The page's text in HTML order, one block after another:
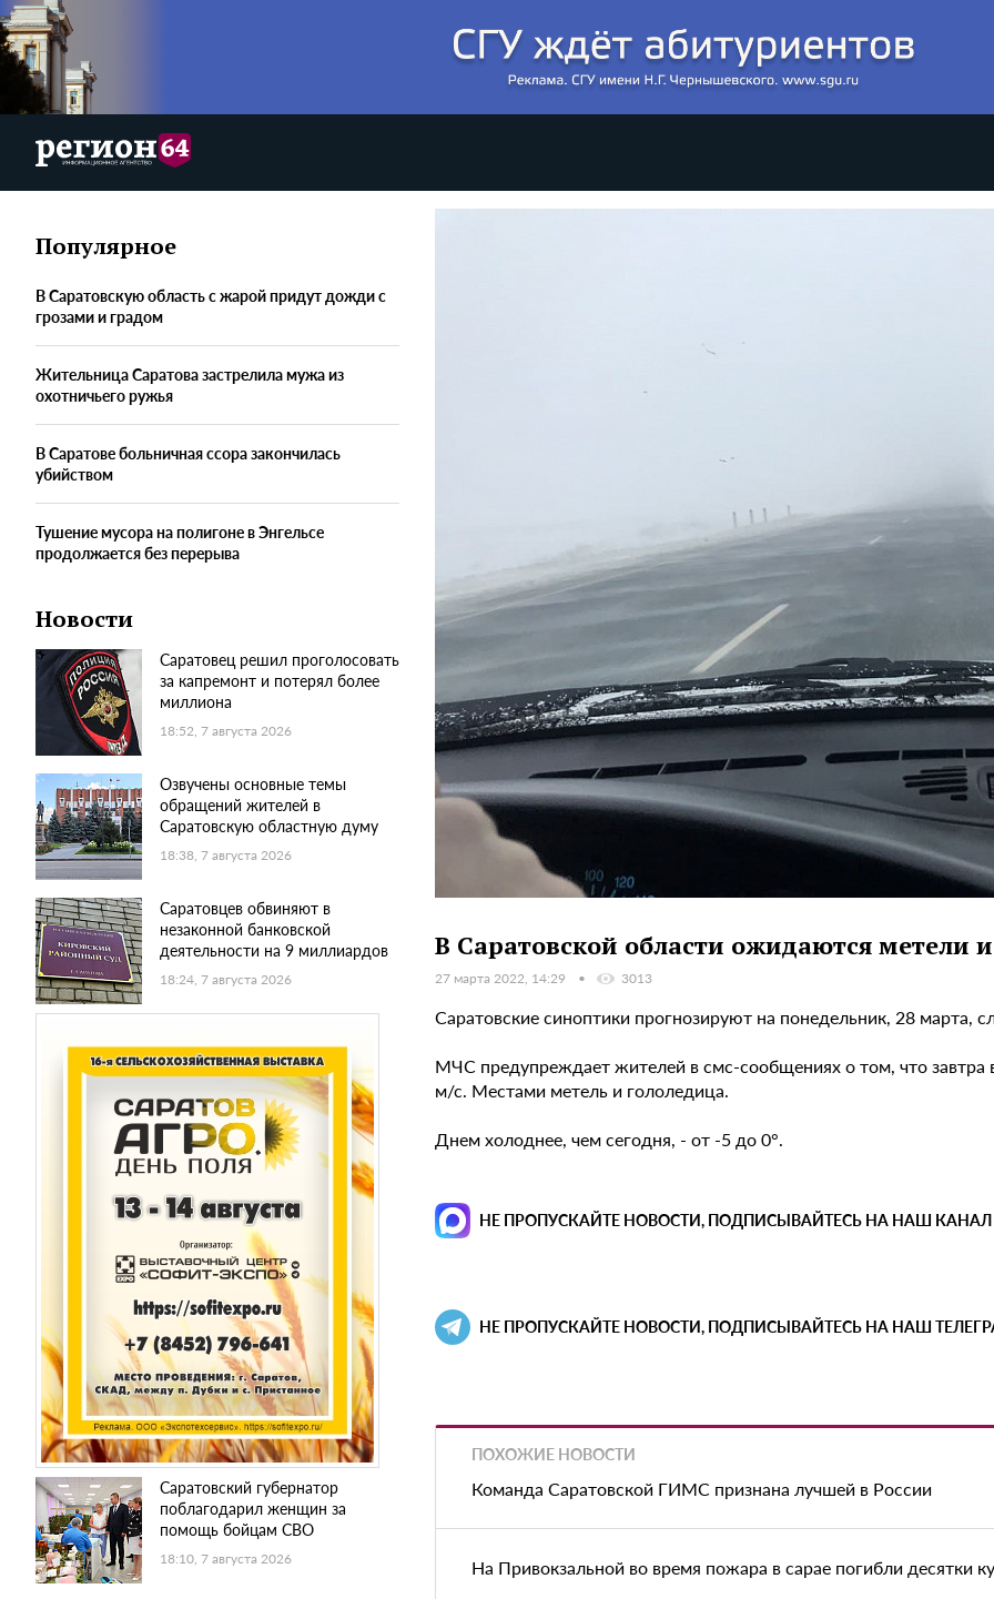
Популярное
В Саратовскую область с жарой придут дожди с
грозами и градом
Жительница Саратова застрелила мужа из
охотничьего ружья
В Саратове больничная ссора закончилась
убийством
Тушение мусора на полигоне в Энгельсе
продолжается без перерыва
Новости
Саратовец решил проголосовать
за капремонт и потерял более
миллиона
18:52, 7 августа 2026
Озвучены основные темы
обращений жителей в
Саратовскую областную думу
18:38, 7 августа 2026
Саратовцев обвиняют в
незаконной банковской
деятельности на 9 миллиардов
18:24, 7 августа 2026
Саратовский губернатор
поблагодарил женщин за
помощь бойцам СВО
18:10, 7 августа 2026
В Саратовской области ожидаются метели
27 марта 2022, 14:29 3013
Саратовские синоптики прогнозируют на понедельник, 28 марта,
МЧС предупреждает жителей в смс-сообщениях о том, что
м/с. Местами метель и гололедица.
Днем холоднее, чем сегодня, - от -5 до 0°.
НЕ ПРОПУСКАЙТЕ НОВОСТИ, ПОДПИСЫВАЙТЕСЬ НА НАШ КАНАЛ
НЕ ПРОПУСКАЙТЕ НОВОСТИ, ПОДПИСЫВАЙТЕСЬ НА НАШ
ПОХОЖИЕ НОВОСТИ
Команда Саратовской ГИМС признана лучшей в России
На Привокзальной во время пожара в сарае погибли десятки